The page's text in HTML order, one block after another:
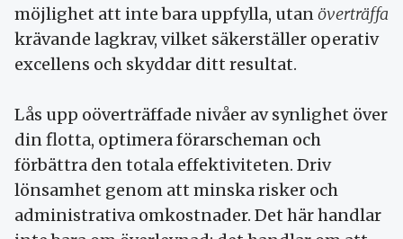
möjlighet att inte bara uppfylla, utanöverträffa
krävande lagkrav, vilket säkerställer operativ
excellens och skyddar ditt resultat.
Lås upp oöverträffade nivåer av synlighet över
din flotta, optimera förarscheman och
förbättra den totala effektiviteten. Driv
lönsamhet genom att minska risker och
administrativa omkostnader. Det här handlar